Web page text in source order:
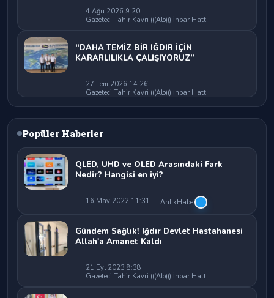
Bırakılamaz"
4 Ağu 2026 9:20
Gazeteci Tahir Kavri (((Alo))) İhbar Hattı
“DAHA TEMİZ BİR IĞDIR İÇİN
KARARLILIKLA ÇALIŞIYORUZ”
27 Tem 2026 14:26
Gazeteci Tahir Kavri (((Alo))) İhbar Hattı
Popüler Haberler
QLED, UHD ve OLED Arasındaki Fark
Nedir? Hangisi en iyi?
16 May 2022 11:31 AnlıkHaber
Gündem Sağlık! Iğdır Devlet Hastahanesi
Allah'a Amanet Kaldı
21 Eyl 2023 8:38
Gazeteci Tahir Kavri (((Alo))) İhbar Hattı